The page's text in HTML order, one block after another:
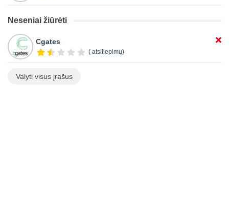
Neseniai žiūrėti
Cgates
( atsiliepimų)
Valyti visus įrašus